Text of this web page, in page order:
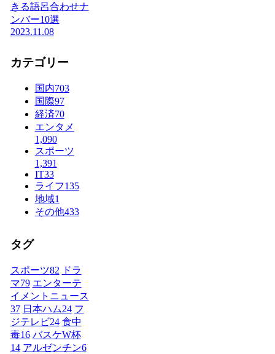
きる語呂合わせナ
ンバー10選
2023.11.08
カテゴリー
国内703
国際97
経済70
エンタメ
1,090
スポーツ
1,391
IT33
ライフ135
地域1
その他433
タグ
スポーツ82 ドラ
マ79 エンターテ
イメントニュース
37 日本ハム24 フ
ジテレビ24 食中
毒16 バスケW杯
14 アルゼンチン6